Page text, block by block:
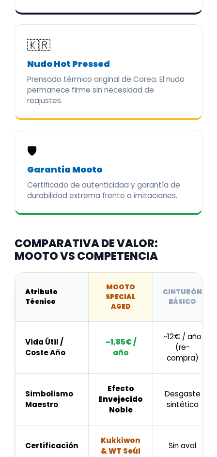
🇰🇷
Nudo Hot Pressed
Prensado térmico original de Corea. El nudo
permanece firme sin necesidad de
reajustes.
🛡️
Garantía Mooto
Certificado de autenticidad y garantía de
durabilidad extrema frente a imitaciones.
COMPARATIVA DE VALOR:
MOOTO VS COMPETENCIA
Atributo
Técnico
MOOTO
SPECIAL
AGED
CINTURÓN
BÁSICO
Vida Útil /
Coste Año
~1,85€ /
año
~12€ / año
(re-
compra)
Simbolismo
Maestro
Efecto
Envejecido
Noble
Desgaste
sintético
Certificación
Kukkiwon
& WT Seúl
Sin aval